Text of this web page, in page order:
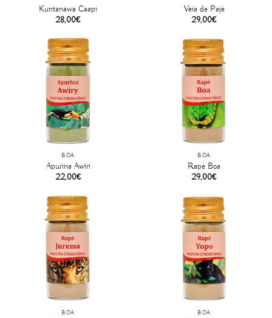
Kuntanawa Caapi
28,00€
Veia de Pajé
29,00€
BOA
Apurina Awiri
22,00€
BOA
Rapé Boa
29,00€
BOA BOA